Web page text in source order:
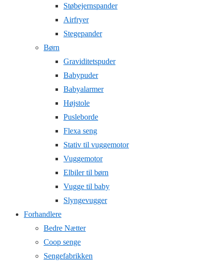
Støbejernspander
Airfryer
Stegepander
Børn
Graviditetspuder
Babypuder
Babyalarmer
Højstole
Pusleborde
Flexa seng
Stativ til vuggemotor
Vuggemotor
Elbiler til børn
Vugge til baby
Slyngevugger
Forhandlere
Bedre Nætter
Coop senge
Sengefabrikken